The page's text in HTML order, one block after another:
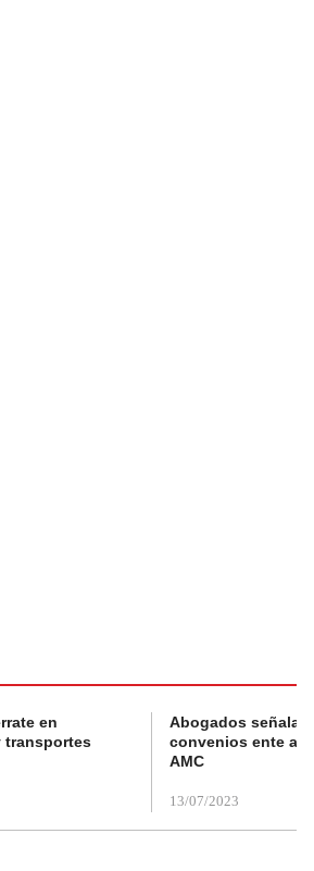
en
transportes
Abogados
convenios ente
AMC
13/07/2023